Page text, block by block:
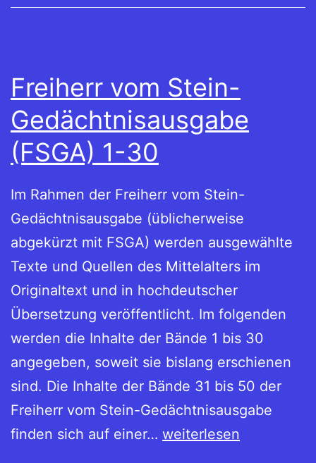
Freiherr vom Stein-
Gedächtnisausgabe
(FSGA) 1-30
Im Rahmen der Freiherr vom Stein-
Gedächtnisausgabe (üblicherweise
abgekürzt mit FSGA) werden ausgewählte
Texte und Quellen des Mittelalters im
Originaltext und in hochdeutscher
Übersetzung veröffentlicht. Im folgenden
werden die Inhalte der Bände 1 bis 30
angegeben, soweit sie bislang erschienen
sind. Die Inhalte der Bände 31 bis 50 der
Freiherr vom Stein-Gedächtnisausgabe
finden sich auf einer… Freiherr
weiterlesen